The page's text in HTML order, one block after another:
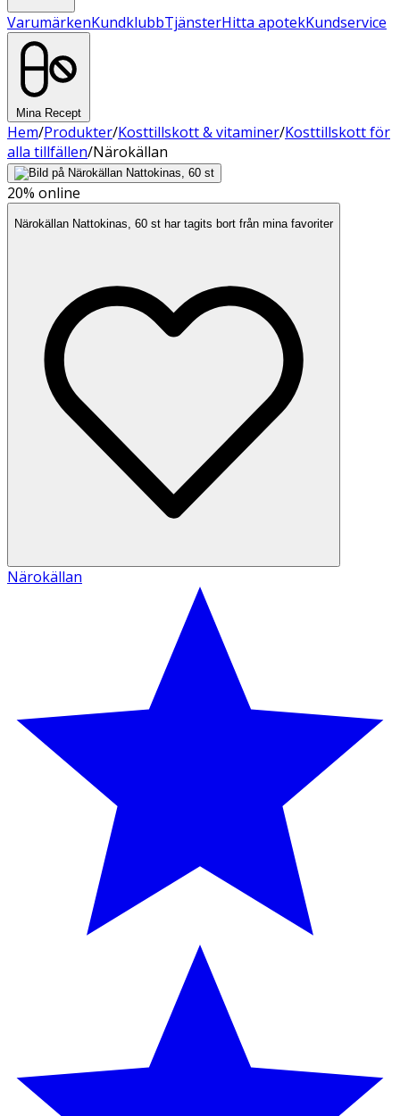
VarumärkenKundklubbTjänsterHitta apotekKundservice
Mina Recept
Hem/Produkter/Kosttillskott & vitaminer/Kosttillskott för
alla tillfällen/Närokällan
20% online
Närokällan Nattokinas, 60 st har tagits bort från mina favoriter
Närokällan